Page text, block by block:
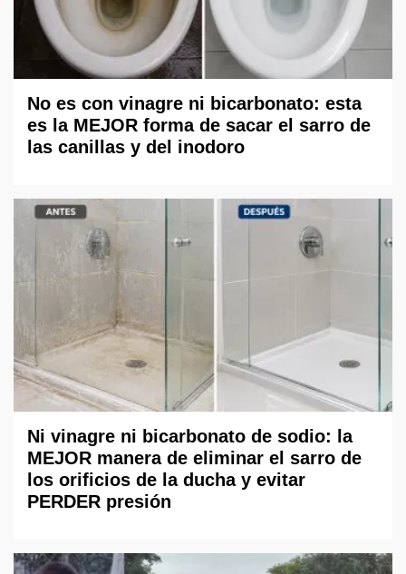
No es con vinagre ni bicarbonato: esta
es la MEJOR forma de sacar el sarro de
las canillas y del inodoro
Ni vinagre ni bicarbonato de sodio: la
MEJOR manera de eliminar el sarro de
los orificios de la ducha y evitar
PERDER presión